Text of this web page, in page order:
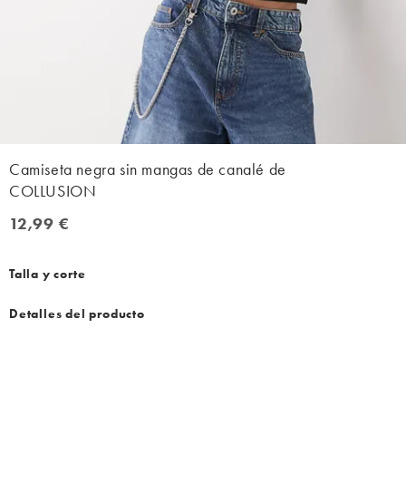
Camiseta negra sin mangas de canalé de
COLLUSION
12,99 €
12,99 €
Talla y corte
Detalles del producto